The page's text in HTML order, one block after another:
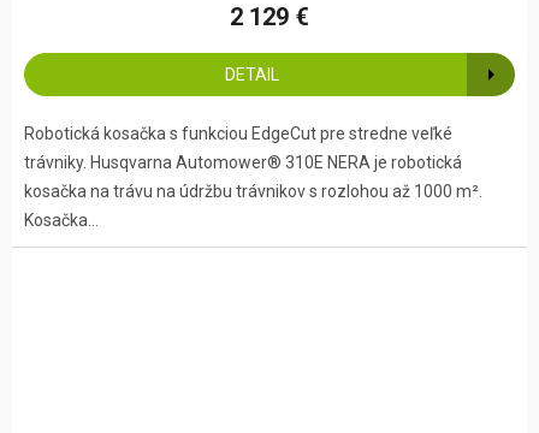
2 129 €
DETAIL
Robotická kosačka s funkciou EdgeCut pre stredne veľké
trávniky. Husqvarna Automower® 310E NERA je robotická
kosačka na trávu na údržbu trávnikov s rozlohou až 1000 m².
Kosačka...